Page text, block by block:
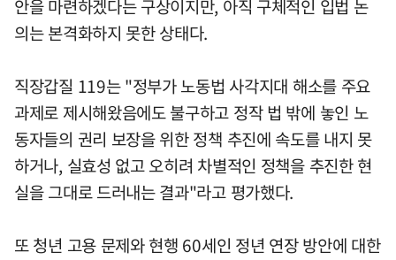
안을 마련하겠다는 구상이지만, 아직 구체적인 입법 논
의는 본격화하지 못한 상태다.
직장갑질 119는 "정부가 노동법 사각지대 해소를 주요
과제로 제시해왔음에도 불구하고 정작 법 밖에 놓인 노
동자들의 권리 보장을 위한 정책 추진에 속도를 내지 못
하거나, 실효성 없고 오히려 차별적인 정책을 추진한 현
실을 그대로 드러내는 결과"라고 평가했다.
또 청년 고용 문제와 현행 60세인 정년 연장 방안에 대한